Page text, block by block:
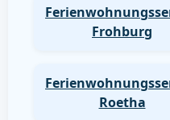
Frohburg
Roetha